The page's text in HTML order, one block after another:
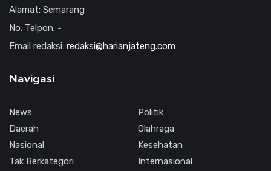
Alamat: Semarang
No. Telpon: -
Email redaksi: redaksi@harianjateng.com
Navigasi
News
Daerah
Nasional
Tak Berkategori
Politik
Olahraga
Kesehatan
Internasional